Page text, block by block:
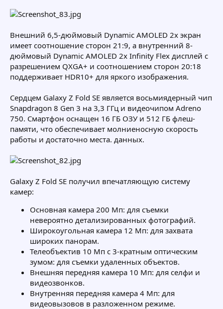
Внешний 6,5-дюймовый Dynamic AMOLED 2x экран
имеет соотношение сторон 21:9, а внутренний 8-
дюймовый Dynamic AMOLED 2x Infinity Flex дисплей с
разрешением QXGA+ и соотношением сторон 20:18
поддерживает HDR10+ для яркого изображения.
Сердцем Galaxy Z Fold SE является восьмиядерный чип
Snapdragon 8 Gen 3 на 3,3 ГГц и видеочипом Adreno
750. Смартфон оснащен 16 ГБ ОЗУ и 512 ГБ флеш-
памяти, что обеспечивает молниеносную скорость
работы и достаточно места. данных.
Galaxy Z Fold SE получил впечатляющую систему
камер:
Основная камера 200 Мп: для съемки
невероятно детализированных фотографий.
Широкоугольная камера 12 Мп: для захвата
широких панорам.
Телеобъектив 10 Мп с 3-кратным оптическим
зумом: для съемки удаленных объектов.
Внешняя передняя камера 10 Мп: для селфи и
видеозвонков.
Внутренняя передняя камера 4 Мп: для
видеовызовов в разложенном режиме.